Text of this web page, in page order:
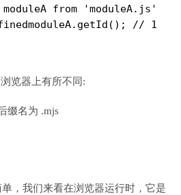
from 'moduleA.js'
moduleA.getId(); // 1
览器上有所不同:
缀名为 .mjs
，我们来看在浏览器运行时，它是